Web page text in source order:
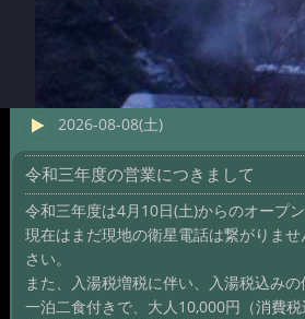
2026-08-08(土)
令和三年度の営業につきまして
令和三年度は4月10日(土)からのオープ
現在はまだ現地の衛星電話は繋がりま
さい。
また、入湯税増税に伴い、入湯税込み
一泊二食付きで、大人10,000円（消費税